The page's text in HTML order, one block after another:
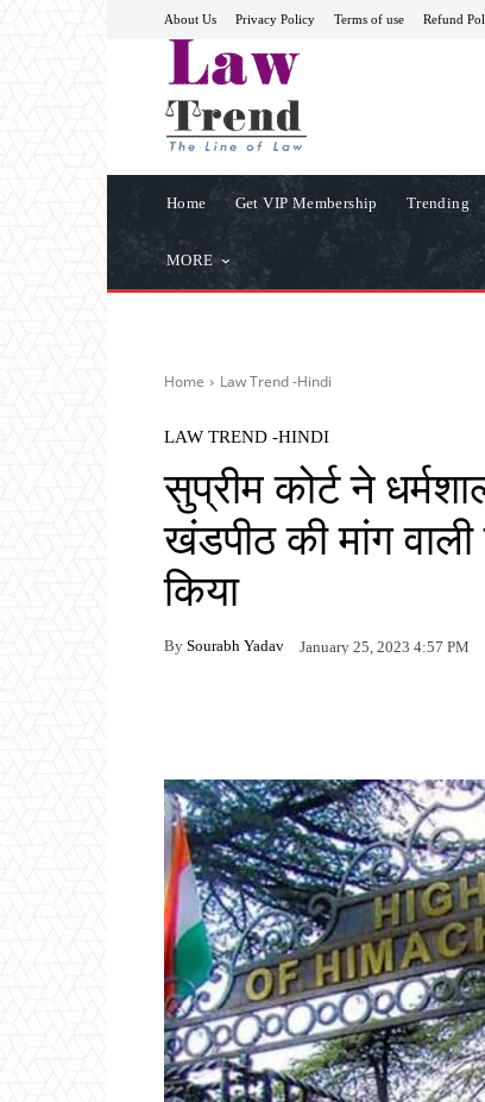
About Us Privacy Policy Terms of use Refund
Home Get VIP Membership Trending
MORE
Home Law Trend -Hindi
LAW TREND -HINDI
सुप्रीम कोर्ट ने
खंडपीठ की मांग
किया
By Sourabh Yadav January 25, 2023 4:57 PM